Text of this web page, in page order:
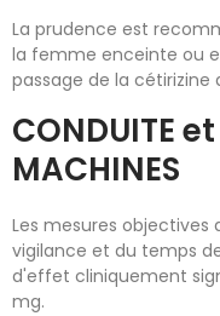
La prudence est
la femme enceinte ou
passage de la cétirizine
CONDUITE
MACHINES
Les mesures objectives
vigilance et du temps
d'effet cliniquement
mg.